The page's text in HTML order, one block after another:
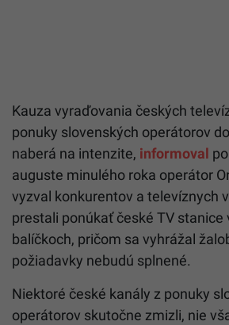
Kauza vyraďovania českých
ponuky slovenských operátorov
naberá na intenzite, informoval
auguste minulého roka operátor
vyzval konkurentov a televíznych
prestali ponúkať české TV stanice
balíčkoch, pričom sa vyhrážal
požiadavky nebudú splnené.
Niektoré české kanály z ponuky
operátorov skutočne zmizli, nie